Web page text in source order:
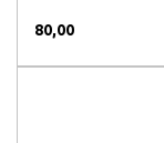
80,00